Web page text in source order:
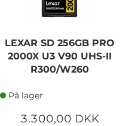
LEXAR SD 256GB PRO
2000X U3 V90 UHS-II
R300/W260
På lager
3.300,00 DKK